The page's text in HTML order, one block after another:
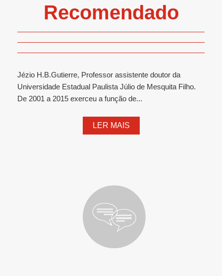
Recomendado
Jézio H.B.Gutierre, Professor assistente doutor da
Universidade Estadual Paulista Júlio de Mesquita Filho.
De 2001 a 2015 exerceu a função de...
LER MAIS